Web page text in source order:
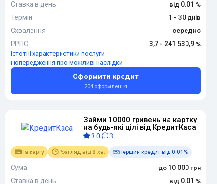
Ставка в день
0.01
Термін
1 - 30
Схвалення
середнє
РРПС
3,7 - 241 530,9
Істотні характеристики послуги
Попередження про можливі наслідки
Оформити кредит
204 оформлення
Займи 10000 гривень на картку
на будь-які цілі від КредитКаса
3.0 3
На карту Розгляд від 8 хв. перший кредит від 0.01%
Сума
10 000
Ставка в день
0.01